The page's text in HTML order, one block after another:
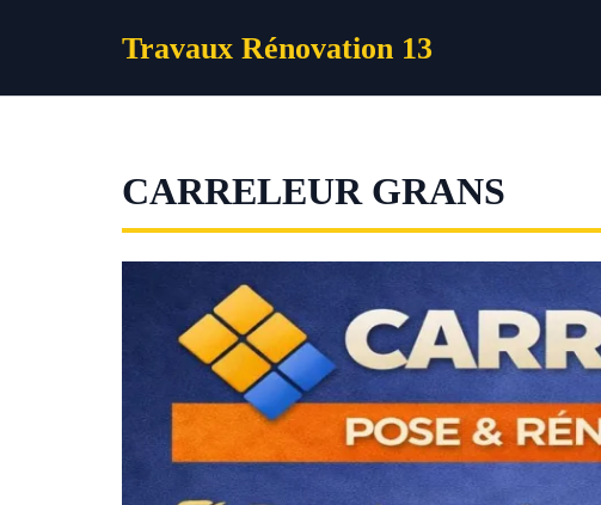
Travaux Rénovation 13
CARRELEUR GRANS